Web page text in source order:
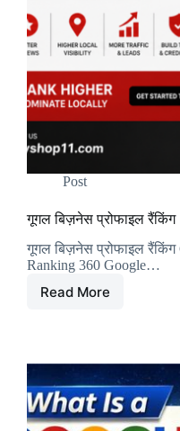
Post
गूगल बिज़नेस प्रोफाइल रैंकिंग
गूगल बिज़नेस प्रोफाइल
Ranking 360 Google…
Read More